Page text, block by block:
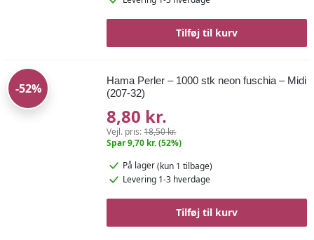
Tilføj til kurv
-52%
Hama Perler – 1000 stk neon fuschia – Midi
(207-32)
8,80 kr.
Vejl. pris:18,50 kr.
Spar 9,70 kr. (52%)
På lager(kun 1 tilbage)
Levering 1-3 hverdage
Tilføj til kurv